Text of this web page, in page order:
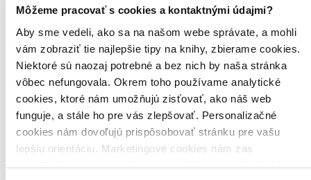
Môžeme pracovať s cookies a kontaktnými údajmi?
Aby sme vedeli, ako sa na našom webe správate, a mohli
vám zobraziť tie najlepšie tipy na knihy, zbierame cookies.
Niektoré sú naozaj potrebné a bez nich by naša stránka
vôbec nefungovala. Okrem toho používame analytické
cookies, ktoré nám umožňujú zisťovať, ako náš web
funguje, a stále ho pre vás zlepšovať. Personalizačné
cookies nám dovoľujú prispôsobovať stránku pre vašu
lepšiu orientáciu. Marketingové cookies nám zas
umožňujú zobrazenie relevantnej reklamy. Niektoré údaje
Najdrahšie
Najlacnejšie
Najvyššia zľava
Použité filtre
Zrušiť filtre
dostupné
Knihy